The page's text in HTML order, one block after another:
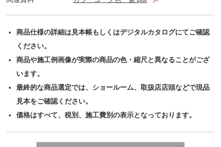
商品仕様の詳細は見本帳もしくはデジタルカタログにてご確認
ください。
商品や施工例画像が実際の商品の色・縮尺と異なることがござ
います。
最終的な商品選定では、ショールーム、取扱店店頭などで現品
見本をご確認ください。
価格はすべて、税別、施工費別の表示となっております。